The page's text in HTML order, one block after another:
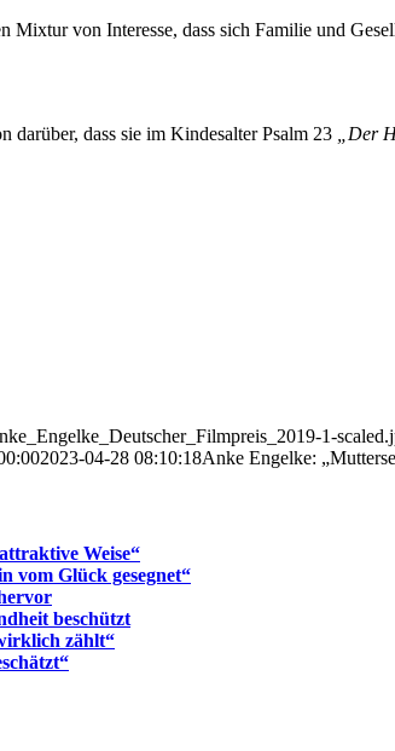
Mixtur von Interesse, dass sich Familie und
dass sie im Kindesalter Psalm 23 „Der
1-
2023-04-28 08:10:18Anke Engelke:
Weise“
vom Glück gesegnet“
beschützt
zählt“